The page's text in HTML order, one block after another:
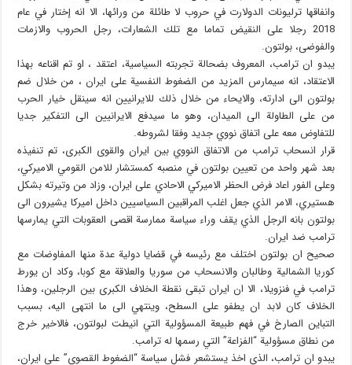
وانفاقها ترليونات الدولارت في حروب لا طائلة من ورائها، الا انه إختار في عام
2018 رجلا على النقيض تماما مع تلك الشعارات، رجل الحروب والازمات
والفوضى، بولتون.
يبدو ان ترامب، المعروف بضحالة تجربته السياسية، اعتقد ، او تم اقناعه بهذا
الاعتقاد، انه سيمارس المزيد من الضغوط النفسية على ايران ، من خلال ضم
بولتون الى ادارته، والايحاء من خلال ذلك للايرانيين انه سينقل خيار الحرب
من على الطاولة الى الميدان، وهو ما سيدفع الايرانيين الى التفكير جديا
للتفاوض معه على اتفاق نووي جديد وفقا لشروطه.
قرار انسحاب ترامب من الاتفاق النووي بين ايران والقوى الكبرى، تم تنفيذه
بعد شهر واحد من تعيين بولتون في منصبه كمستشار للامن القومي الاميركي،
وعلى الفور اعاد فرض الحظر الاميركي الاحادي على ايران، وزاد من وتيرته بشكل
هستيري، الامر الذي جعل اغلب المراقبين السياسيين داخل اميركا يشيرون الى
بولتون بانه الرجل الذي يقف وراء سياسة ممارسة اقصى العقوبات التي يمارسها
ترامب ضد ايران.
صحيح ان بولتون اختلف مع رئيسه في قضايا دولية عدة منها المفاوضات مع
كوريا الشمالية وطالبان والانسحاب من سوريا والعلاقة مع كوبا، وكاد ان يورط
ترامب في فنزويلا، الا ان ايران تبقى نقطة الخلاف الكبرى بين الرجلين، وهذا
الخلاف كان لابد ان يطفو على السطح، وينتهي الى ما انتهى اليه، بسبب
التباين الصارخ في فهم طبيعة المسؤولية التي انيطت لبولتون، فالاخير خرج
من نطاق مسؤولية “الفزاعة” التي رسمها له ترامب.
يبدو ان ترامب، الذي اخذ يستشعر فشل سياسة “الضغوط القصوى” على ايران،